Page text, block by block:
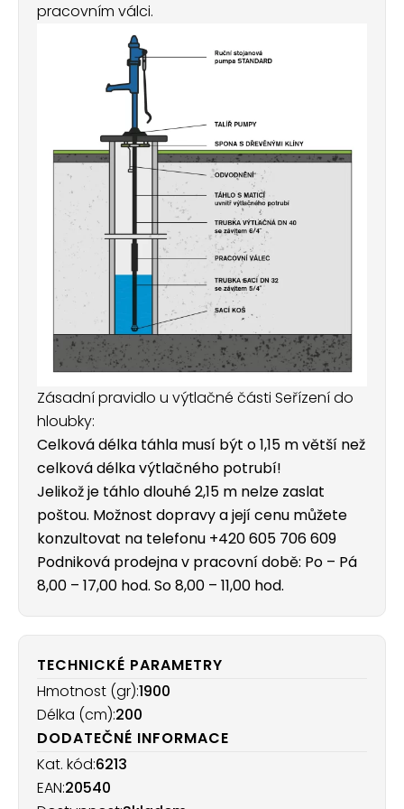
pracovním válci.
Zásadní pravidlo u výtlačné části Seřízení do
hloubky:
Celková délka táhla musí být o 1,15 m větší než
celková délka výtlačného potrubí!
Jelikož je táhlo dlouhé 2,15 m nelze zaslat
poštou. Možnost dopravy a její cenu můžete
konzultovat na telefonu +420 605 706 609
Podniková prodejna v pracovní době: Po – Pá
8,00 – 17,00 hod. So 8,00 – 11,00 hod.
TECHNICKÉ PARAMETRY
Hmotnost (gr):1900
Délka (cm):200
DODATEČNÉ INFORMACE
Kat. kód:6213
EAN:20540